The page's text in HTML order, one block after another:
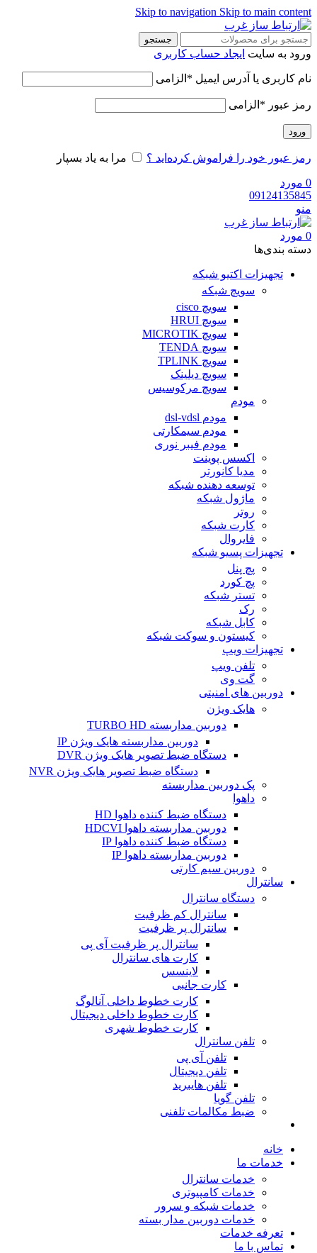
Skip to navigation Skip to main content
جستجو
ورود به سایت ایجاد حساب کاربری
نام کاربری یا آدرس ایمیل * الزامی
رمز عبور * الزامی
ورود
رمز عبور خود را فراموش کرده‌اید ؟ مرا به یاد بسپار
0 مورد
09124135845
منو
0 مورد
دسته‌ بندی‌ها
تجهیزات اکتیو شبکه
سویچ شبکه
سویچ cisco
سویچ HRUI
سویچ MICROTIK
سویچ TENDA
سویچ TPLINK
سویچ دیلینک
سویچ مرکوسیس
مودم
مودم dsl-vdsl
مودم سیمکارتی
مودم فیبر نوری
اکسس پوینت
مدیا کانورتر
توسعه دهنده شبکه
ماژول شبکه
روتر
کارت شبکه
فایروال
تجهیزات پسیو شبکه
پچ پنل
پچ کورد
تستر شبکه
رک
کابل شبکه
کیستون و سوکت شبکه
تجهیزات ویپ
تلفن ویپ
گت وی
دوربین های امنیتی
هایک ویژن
دوربین مداربسته TURBO HD
دوربین مداربسته هایک ویژن IP
دستگاه ضبط تصویر هایک ویژن DVR
دستگاه ضبط تصویر هایک ویژن NVR
پک دوربین مداربسته
داهوا
دستگاه ضبط کننده داهوا HD
دوربین مداربسته داهوا HDCVI
دستگاه ضبط کننده داهوا IP
دوربین مداربسته داهوا IP
دوربین سیم کارتی
سانترال
دستگاه سانترال
سانترال کم ظرفیت
سانترال پر ظرفیت
سانترال پر ظرفیت آی پی
کارت های سانترال
لاینسس
کارت جانبی
کارت خطوط داخلی آنالوگ
کارت خطوط داخلی دیجیتال
کارت خطوط شهری
تلفن سانترال
تلفن آی پی
تلفن دیجیتال
تلفن هایبرید
تلفن گویا
ضبط مکالمات تلفنی
خانه
خدمات ما
خدمات سانترال
خدمات کامپیوتری
خدمات شبکه و سرور
خدمات دوربین مدار بسته
تعرفه خدمات
تماس با ما